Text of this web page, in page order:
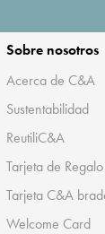
Sobre nosotros
Acerca de C&A
Sustentabilidad
ReutiliC&A
Tarjeta de
Tarjeta C&A
Welcome Card